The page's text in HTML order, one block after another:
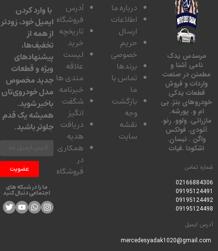
یدک
آشنا و
در صنعت
و فروش
یدکی
بنز. بی
و. پورشه.
ولوو. رنو.
فولکس
. نیسان.
.فیات
تماس
درباره ما
اطلاعات
ارسال
حریم
خصوصی
برندها
تماس با
بازگشت
نقشه
سایت
آدرس
فروشگاه
تاریخچه
لیست
مندی ها
خبرنامه
شگفت
دریافت
همکاری
فروشگاه
با وارد کردن
ایمیل خود، زودتر
از همه از
تخفیف‌ها،
پیشنهادهای
ویژه و قطعات
جدید مخصوص
مدل خودروی‌تان
باخبر شوید.
همیشه یک قدم
جلوتر باشید.
عضویت
ما را در شبکه های
اجتماعی دنبال کنید